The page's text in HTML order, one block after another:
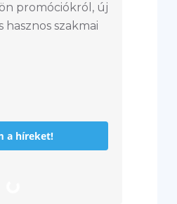
promóciókról, új
szakmai
a híreket!